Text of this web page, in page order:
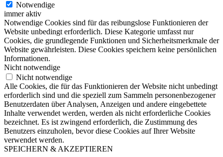
Notwendige
immer aktiv
Notwendige Cookies sind für das reibungslose Funktionieren der
Website unbedingt erforderlich. Diese Kategorie umfasst nur
Cookies, die grundlegende Funktionen und Sicherheitsmerkmale der
Website gewährleisten. Diese Cookies speichern keine persönlichen
Informationen.
Nicht notwendige
Nicht notwendige
Alle Cookies, die für das Funktionieren der Website nicht unbedingt
erforderlich sind und die speziell zum Sammeln personenbezogener
Benutzerdaten über Analysen, Anzeigen und andere eingebettete
Inhalte verwendet werden, werden als nicht erforderliche Cookies
bezeichnet. Es ist zwingend erforderlich, die Zustimmung des
Benutzers einzuholen, bevor diese Cookies auf Ihrer Website
verwendet werden.
SPEICHERN & AKZEPTIEREN